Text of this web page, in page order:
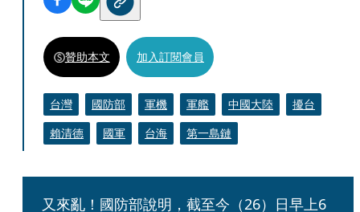
贊助本文 加入訂閱會員
台灣 國防部 軍機 軍艦 中國大陸
擾台
賴清德
國軍 台海 第一島鏈
又來亂！國防部說明，截至今（26）日早上6